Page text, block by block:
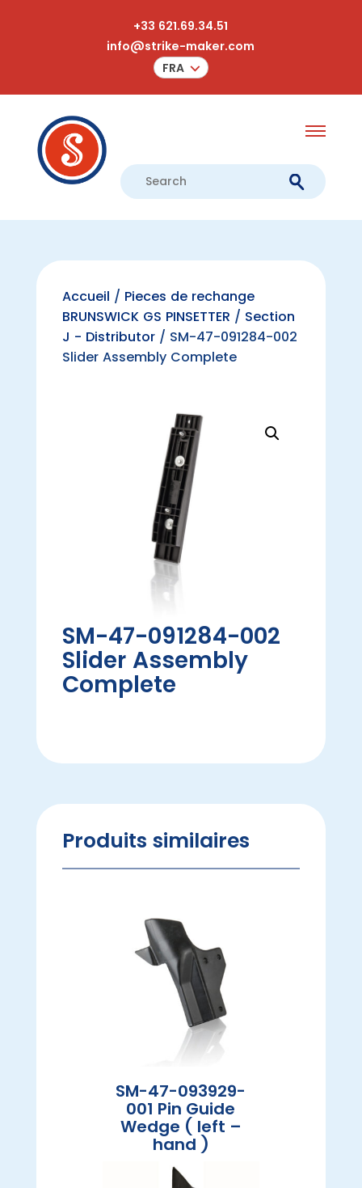
+33 621.69.34.51
info@strike-maker.com
FRA
Accueil / Pieces de rechange
BRUNSWICK GS PINSETTER / Section
J - Distributor/ SM-47-091284-002
Slider Assembly Complete
SM-47-091284-002
Slider Assembly
Complete
Produits similaires
SM-47-093929-
001 Pin Guide
Wedge ( left –
hand )